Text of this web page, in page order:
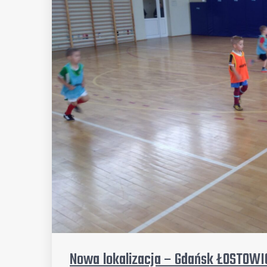
Nowa lokalizacja – Gdańsk